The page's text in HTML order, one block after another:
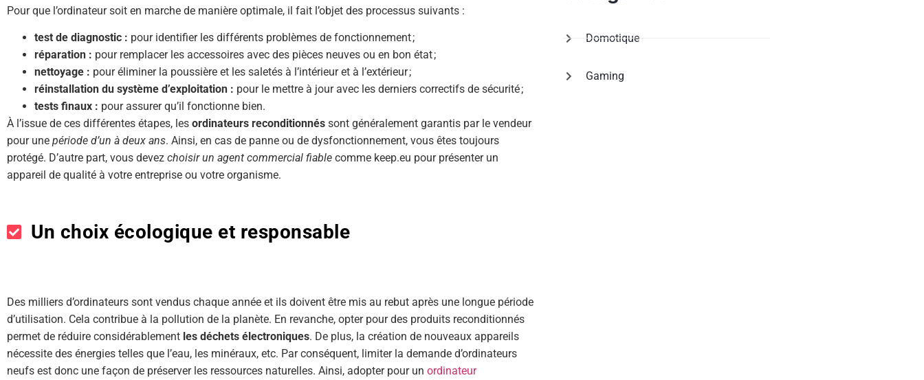
Pour que l’ordinateur soit en marche de manière optimale, il fait l’objet des processus suivants :
test de diagnostic : pour identifier les différents problèmes de fonctionnement ;
réparation : pour remplacer les accessoires avec des pièces neuves ou en bon état ;
nettoyage : pour éliminer la poussière et les saletés à l’intérieur et à l’extérieur ;
réinstallation du système d’exploitation : pour le mettre à jour avec les derniers correctifs de sécurité ;
tests finaux : pour assurer qu’il fonctionne bien.
À l’issue de ces différentes étapes, les ordinateurs reconditionnés sont généralement garantis par le vendeur
pour une période d’un à deux ans. Ainsi, en cas de panne ou de dysfonctionnement, vous êtes toujours
protégé. D’autre part, vous devez choisir un agent commercial fiable comme keep.eu pour présenter un
appareil de qualité à votre entreprise ou votre organisme.
Un choix écologique et responsable
Des milliers d’ordinateurs sont vendus chaque année et ils doivent être mis au rebut après une longue période
d’utilisation. Cela contribue à la pollution de la planète. En revanche, opter pour des produits reconditionnés
permet de réduire considérablement les déchets électroniques. De plus, la création de nouveaux appareils
nécessite des énergies telles que l’eau, les minéraux, etc. Par conséquent, limiter la demande d’ordinateurs
neufs est donc une façon de préserver les ressources naturelles. Ainsi, adopter pour un ordinateur
Domotique
Gaming